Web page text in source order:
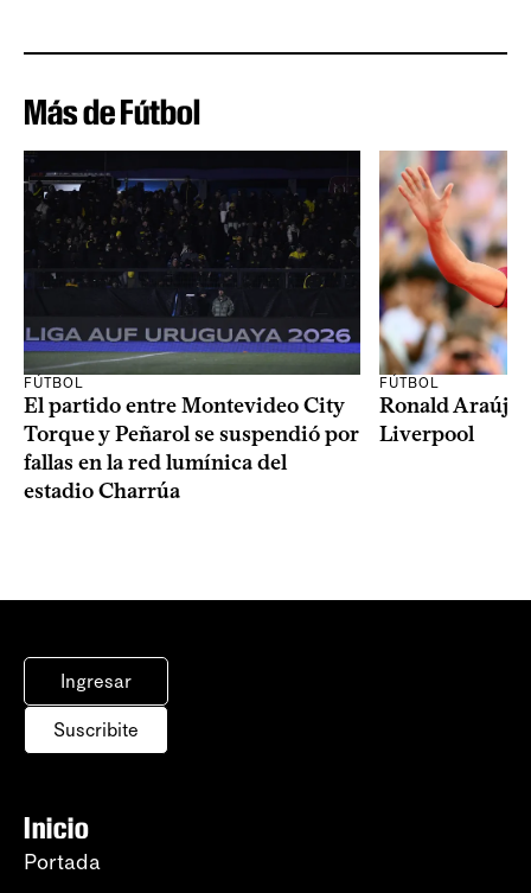
Más de Fútbol
FÚTBOL
El partido entre Montevideo City
Torque y Peñarol se suspendió por
fallas en la red lumínica del
estadio Charrúa
FÚTBOL
Ronald Araújo
Liverpool
Ingresar
Suscribite
Inicio
Portada